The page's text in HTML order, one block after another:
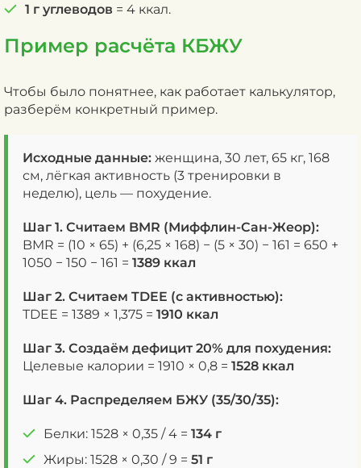
1 г углеводов = 4 ккал.
Пример расчёта КБЖУ
Чтобы было понятнее, как работает калькулятор,
разберём конкретный пример.
Исходные данные: женщина, 30 лет, 65 кг, 168
см, лёгкая активность (3 тренировки в
неделю), цель — похудение.
Шаг 1. Считаем BMR (Миффлин-Сан-Жеор):
BMR = (10 × 65) + (6,25 × 168) − (5 × 30) − 161 = 650 +
1050 − 150 − 161 = 1389 ккал
Шаг 2. Считаем TDEE (с активностью):
TDEE = 1389 × 1,375 = 1910 ккал
Шаг 3. Создаём дефицит 20% для похудения:
Целевые калории = 1910 × 0,8 = 1528 ккал
Шаг 4. Распределяем БЖУ (35/30/35):
Белки: 1528 × 0,35 / 4 = 134 г
Жиры: 1528 × 0,30 / 9 = 51 г